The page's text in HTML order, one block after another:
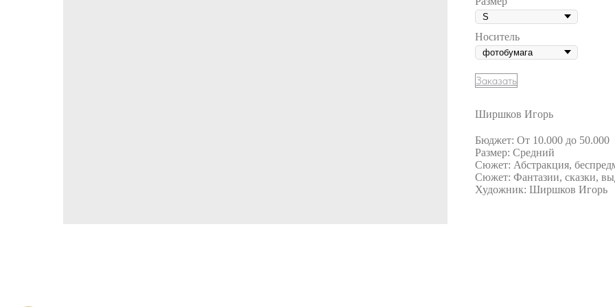
Носитель
Заказать
Ширшков Игорь
Бюджет: От 10.000 до 50.000
Размер: Средний
Сюжет: Абстракция,
Сюжет: Фантазии, сказки,
Художник: Ширшков Игорь